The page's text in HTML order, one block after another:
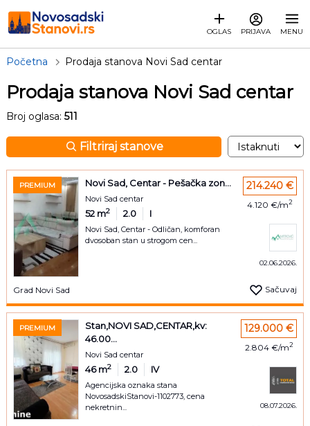
OGLAS PRIJAVA MENU
Početna Prodaja stanova Novi Sad centar
Prodaja stanova Novi Sad centar
Broj oglasa: 511
Filtriraj stanove
PREMIUM Novi Sad, Centar - Pešačka zon...
Novi Sad centar
52 m2 2.0 I
Novi Sad, Centar - Odličan, komforan
dvosoban stan u strogom cen...
214.240 €
4.120 €/m2
02.06.2026.
Grad Novi Sad Sačuvaj
PREMIUM
Stan,NOVI SAD,CENTAR,kv:
46.00...
Novi Sad centar
46m2 2.0 IV
Agencijska oznaka stana
NovosadskiStanovi-1102773, cena
nekretnin...
129.000 €
2.804 €/m2
08.07.2026.